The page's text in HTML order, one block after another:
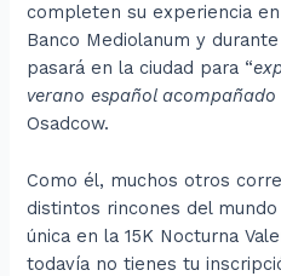
completen su experiencia
Banco Mediolanum y
pasará en la ciudad para “
verano español
Osadcow.
Como él, muchos otros
distintos rincones del
única en la 15K Nocturna
todavía no tienes tu